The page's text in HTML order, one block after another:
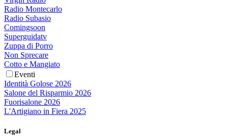
Radio Montecarlo
Radio Subasio
Comingsoon
Superguidatv
Zuppa di Porro
Non Sprecare
Cotto e Mangiato
Eventi
Identità Golose 2026
Salone del Risparmio 2026
Fuorisalone 2026
L'Artigiano in Fiera 2025
Legal